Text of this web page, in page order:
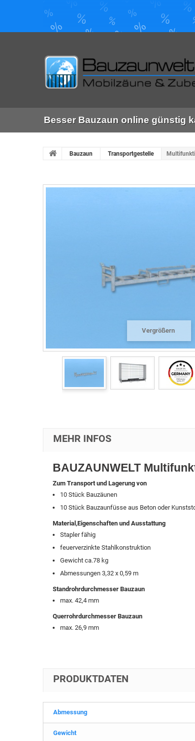
Besser Bauzaun online günstig
Bauzaun Transportgestelle
Vergrößern
MEHR INFOS
BAUZAUNWELT
Zum Transport und Lagerung von
10 Stück Bauzäunen
10 Stück Bauzaunfüsse aus Beton oder
Material,Eigenschaften und Ausstattung
Stapler fähig
feuerverzinkte Stahlkonstruktion
Gewicht ca.78 kg
Abmessungen 3,32 x 0,59 m
Standrohrdurchmesser Bauzaun
max. 42,4 mm
Querrohrdurchmesser Bauzaun
max. 26,9 mm
PRODUKTDATEN
Abmessung
Gewicht